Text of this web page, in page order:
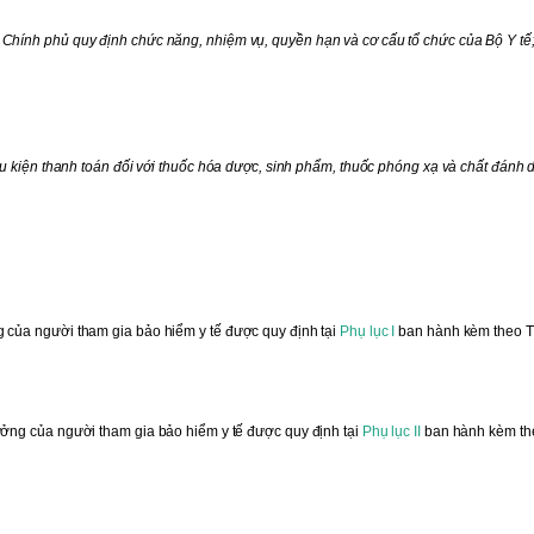
phủ quy định chức năng, nhiệm vụ, quyền hạn và cơ cấu tổ chức của Bộ Y tế;
thanh toán đối với thuốc hóa dược, sinh phẩm, thuốc phóng xạ và chất đánh
người tham gia bảo hiểm y tế được quy định tại Phụ lục I ban hành kèm theo
của người tham gia bảo hiểm y tế được quy định tại Phụ lục IIban hành kèm